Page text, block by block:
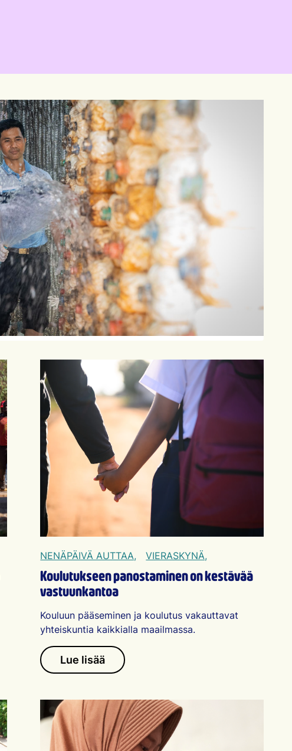
NENÄPÄIVÄ AUTTAA, VIERASKYNÄ,
Koulutukseen panostaminen on kestävää
vastuunkantoa
Kouluun pääseminen ja koulutus vakauttavat
yhteiskuntia kaikkialla maailmassa.
Lue lisää